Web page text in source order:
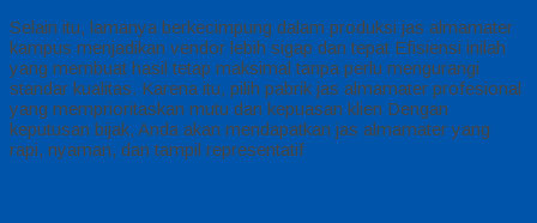
Selain itu, lamanya berkecimpung dalam produksi jas almamater
kampus menjadikan vendor lebih sigap dan tepat Efisiensi inilah
yang membuat hasil tetap maksimal tanpa perlu mengurangi
standar kualitas. Karena itu, pilih pabrik jas almamater profesional
yang memprioritaskan mutu dan kepuasan klien Dengan
keputusan bijak, Anda akan mendapatkan jas almamater yang
rapi, nyaman, dan tampil representatif